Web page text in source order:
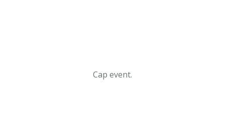
Cap event.